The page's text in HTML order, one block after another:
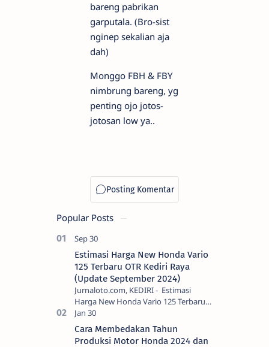
bareng pabrikan
garputala. (Bro-sist
nginep sekalian aja
dah)
Monggo FBH & FBY
nimbrung bareng, yg
penting ojo jotos-
jotosan low ya..
Popular Posts
Estimasi Harga New Honda Vario
125 Terbaru OTR Kediri Raya
(Update September 2024)
Jurnaloto.com, KEDIRI - Estimasi
Harga New Honda Vario 125 Terbaru
OTR Kediri Raya (Update September
2024) Brosis sekalian, PT Astra Honda
Motor (AH…
Cara Membedakan Tahun
Produksi Motor Honda 2024 dan